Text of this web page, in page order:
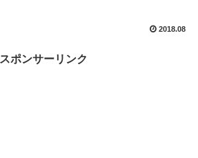
2018.08
スポンサーリンク